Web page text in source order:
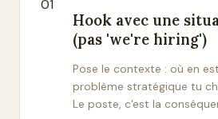
01
Hook avec une
(pas 'we're hiring')
Pose le contexte : où en
problème stratégique tu
Le poste, c'est la